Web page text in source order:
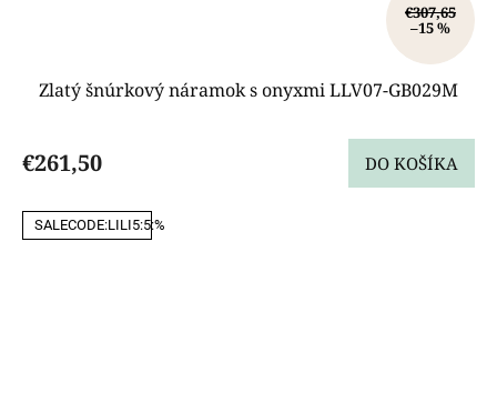
€307,65
–15 %
Zlatý šnúrkový náramok s onyxmi LLV07-GB029M
€261,50 DO KOŠÍKA
SALECODE:LILI5:5:%